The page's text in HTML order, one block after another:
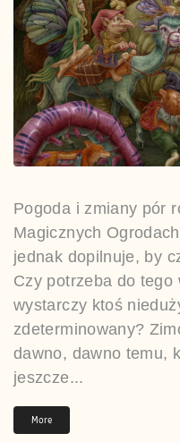
Pogoda i zmiany pór
Magicznych
jednak dopilnuje, by
Czy potrzeba do
wystarczy ktoś
zdeterminowany?
dawno, dawno temu,
jeszcze...
More